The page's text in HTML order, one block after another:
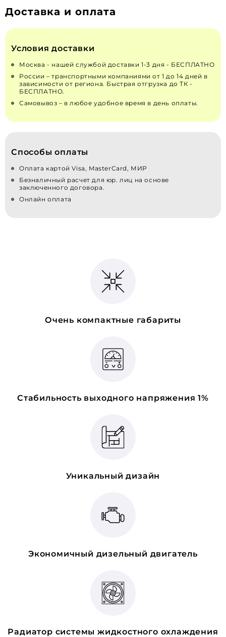
Доставка и оплата
Условия доставки
Москва - нашей службой доставки 1-3 дня - БЕСПЛАТНО
России – транспортными компаниями от 1 до 14 дней в
зависимости от региона. Быстрая отгрузка до ТК -
БЕСПЛАТНО.
Самовывоз – в любое удобное время в день оплаты.
Способы оплаты
Оплата картой Visa, MasterCard, МИР
Безналичный расчет для юр. лиц на основе
заключенного договора.
Онлайн оплата
Очень компактные габариты
Стабильность выходного напряжения 1%
Уникальный дизайн
Экономичный дизельный двигатель
Радиатор системы жидкостного охлаждения